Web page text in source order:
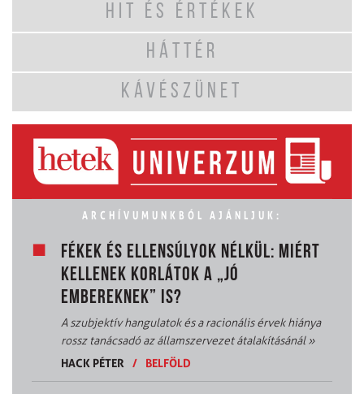
HIT ÉS ÉRTÉKEK
HÁTTÉR
KÁVÉSZÜNET
ARCHÍVUMUNKBÓL AJÁNLJUK:
FÉKEK ÉS ELLENSÚLYOK NÉLKÜL: MIÉRT
KELLENEK KORLÁTOK A „JÓ
EMBEREKNEK” IS?
A szubjektív hangulatok és a racionális érvek hiánya
rossz tanácsadó az államszervezet átalakításánál»
HACK PÉTER
/ BELFÖLD